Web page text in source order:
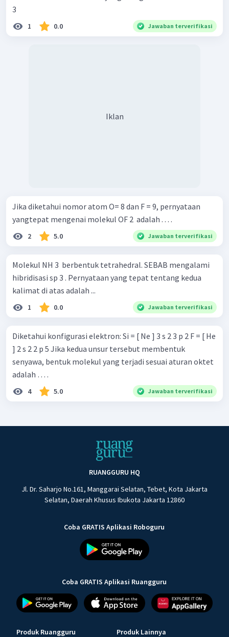
3 ​
1 0.0 Jawaban terverifikasi
Iklan
Jika diketahui nomor atom O= 8 dan F = 9, pernyataan
yangtepat mengenai molekul OF 2 ​ adalah . . . .
2 5.0 Jawaban terverifikasi
Molekul NH 3 ​ berbentuk tetrahedral. SEBAB mengalami
hibridisasi sp 3 . Pernyataan yang tepat tentang kedua
kalimat di atas adalah ...
1 0.0 Jawaban terverifikasi
Diketahui konfigurasi elektron: Si = [ Ne ] 3 s 2 3 p 2 F = [ He
] 2 s 2 2 p 5 Jika kedua unsur tersebut membentuk
senyawa, bentuk molekul yang terjadi sesuai aturan oktet
adalah … .
4 5.0 Jawaban terverifikasi
RUANGGURU HQ
Jl. Dr. Saharjo No.161, Manggarai Selatan, Tebet, Kota Jakarta
Selatan, Daerah Khusus Ibukota Jakarta 12860
Coba GRATIS Aplikasi Roboguru
Coba GRATIS Aplikasi Ruangguru
Produk Ruangguru Produk Lainnya